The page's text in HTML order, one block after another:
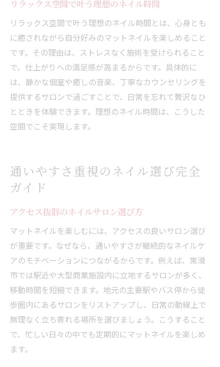
リラックス空間で叶う理想のネイル時間
リラックス空間で叶う理想のネイル時間とは、心身とも
に癒されながら自分好みのマットネイルを楽しめること
です。その理由は、ストレスなく施術を受けられること
で、仕上がりへの満足感が高まるからです。具体的に
は、静かな個室や癒しの音楽、丁寧なカウンセリングを
提供するサロンで過ごすことで、日常を忘れて贅沢なひ
とときを体験できます。理想のネイル時間は、こうした
空間でこそ実現します。
通いやすさ重視のネイル選び完全
ガイド
アクセス抜群のネイルサロン選び方
マットネイルを楽しむには、アクセスの良いサロン選び
が重要です。なぜなら、通いやすさが継続的なネイルケ
アのモチベーションにつながるからです。例えば、常滑
市では駅近や大型商業施設内に立地するサロンが多く、
移動時間を短縮できます。地元の主要駅やバス停から徒
歩圏内にあるサロンをリストアップし、日常の動線上で
無理なく立ち寄れる場所を選びましょう。こうすること
で、忙しい日々の中でも定期的にマットネイルを楽しめ
ます。